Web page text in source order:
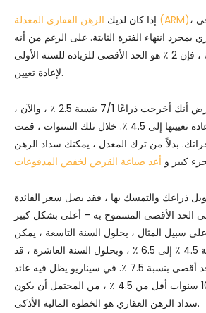
إذا كان لديك الرهن العقاري المعدلة (ARM)، قد تواجه زيادة حادة في
بمجرد انتهاء الفترة الثابتة. على الرغم من أنه
بالنسبة لمعظم الأسلحة ، فإن 2 ٪ هو الحد الأقصى للزيادة للسنة الأولى
لإعادة تعيين.
على سبيل المثال ، افترض أنك أخرجت ذراعًا 7/1 بنسبة 2.5 ٪ ، والآن ،
بعد سبع سنوات ، يتم إعادة تعيينها إلى 4.5 ٪. خلال تلك السنوات ، قمت
بدلاً من ترك المعدل ، يمكنك سداد الرهن
كبير و أعد صياغة القرض لخفض المدفوعات
ذراعك والتمسك بها ، فقد يصل سعر الفائدة
الحد الأقصى المسموح به – أعلى بشكل كبير
سبيل المثال ، بحلول السنة التاسعة ، يمكن
أن يقفز معدل بنسبة 4.5 ٪ إلى 6.5 ٪ ، وبحلول السنة العاشرة ، قد
يرتفع إلى عقده كحد أقصى بنسبة 7.5 ٪. في سيناريو يظل فيه عائد
سندات الخزانة لمدة 10 سنوات أقل من 4.5 ٪ ، من المحتمل أن يكون
سداد الرهن العقاري هو الخطوة المالية الأذكى.